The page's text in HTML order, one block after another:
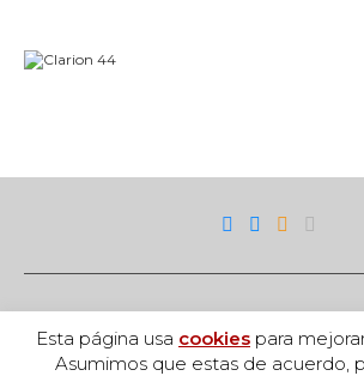
Esta página usa cookies para
Asumimos que estas de acuerdo,